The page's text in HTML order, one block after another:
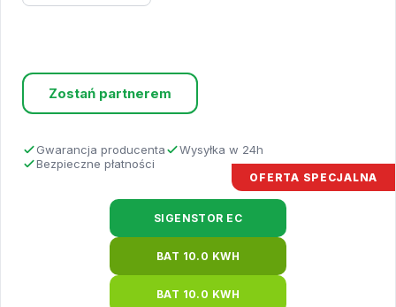
Zostań partnerem
Gwarancja producenta
Wysyłka w 24h
Bezpieczne płatności
OFERTA SPECJALNA
SIGENSTOR EC
BAT 10.0 KWH
BAT 10.0 KWH